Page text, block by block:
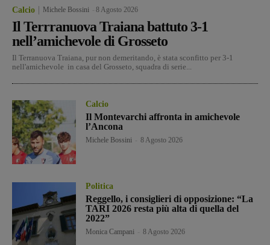
Calcio Michele Bossini 8 Agosto 2026
Il Terrranuova Traiana battuto 3-1
nell’amichevole di Grosseto
Il Terranuova Traiana, pur non demeritando, è stata sconfitto per 3-1
nell'amichevole in casa del Grosseto, squadra di serie...
Calcio
Il Montevarchi affronta in amichevole
l’Ancona
Michele Bossini 8 Agosto 2026
Politica
Reggello, i consiglieri di opposizione: “La
TARI 2026 resta più alta di quella del
2022”
Monica Campani 8 Agosto 2026